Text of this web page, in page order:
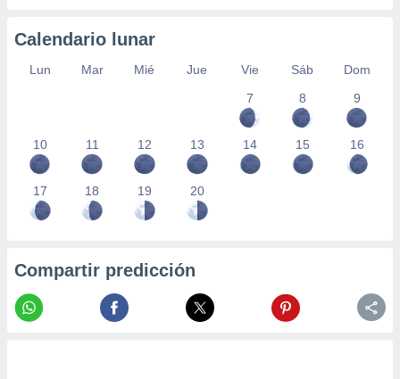
Calendario lunar
Lun Mar Mié Jue Vie Sáb
Dom
7
8 9
10 11 12 13 14 15 16
17 18 19 20
Compartir predicción